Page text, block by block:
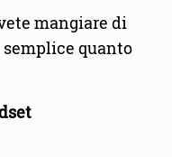
mangiare di
semplice quanto